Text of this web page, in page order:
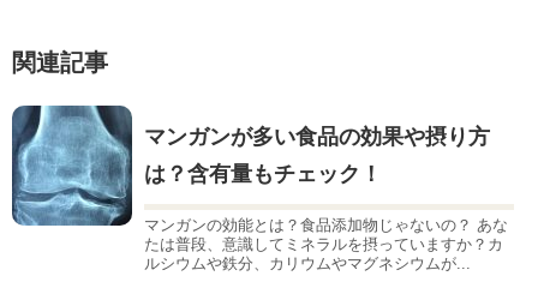
関連記事
マンガンが多い食品の効果や摂り方
は？含有量もチェック！
マンガンの効能とは？食品添加物じゃないの？ あな
たは普段、意識してミネラルを摂っていますか？カ
ルシウムや鉄分、カリウムやマグネシウムが...